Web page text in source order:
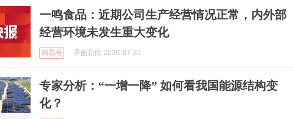
一鸣食品：近期公司生产经营情况正常，内外部
经营环境未发生重大变化
网易号 界面新闻 2026-07-31
专家分析：“一增一降” 如何看我国能源结构变
化？